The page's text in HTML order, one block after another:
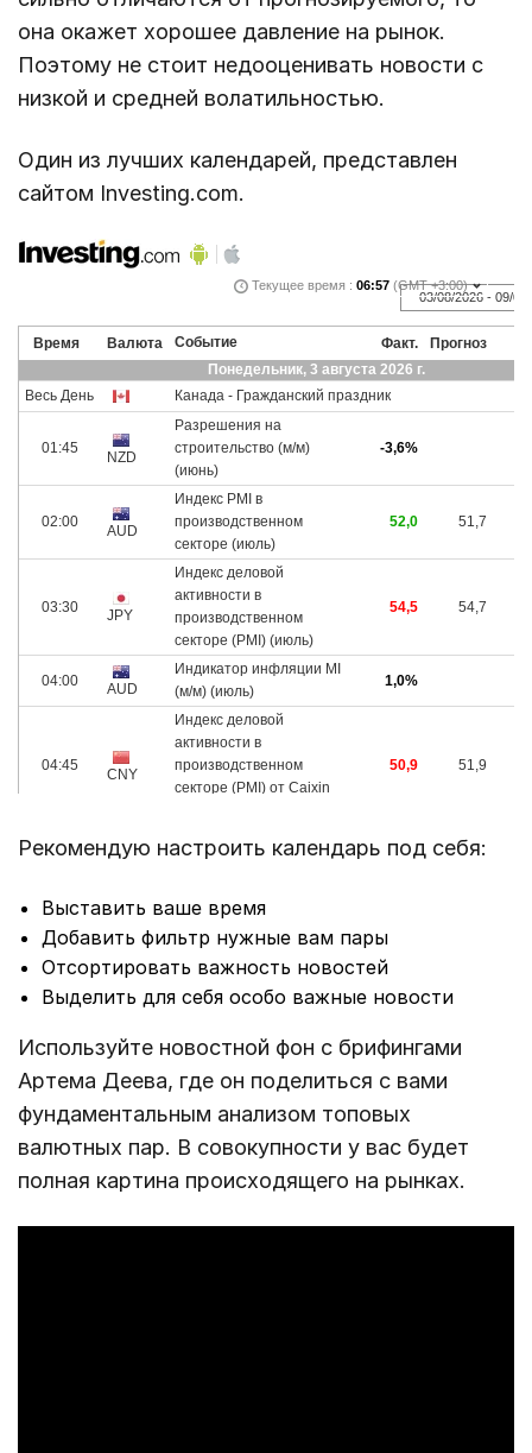
она окажет хорошее давление на рынок.
Поэтому не стоит недооценивать новости с
низкой и средней волатильностью.
Один из лучших календарей, представлен
сайтом Investing.com.
Рекомендую настроить календарь под себя:
Выставить ваше время
Добавить фильтр нужные вам пары
Отсортировать важность новостей
Выделить для себя особо важные новости
Используйте новостной фон с брифингами
Артема Деева, где он поделиться с вами
фундаментальным анализом топовых
валютных пар. В совокупности у вас будет
полная картина происходящего на рынках.